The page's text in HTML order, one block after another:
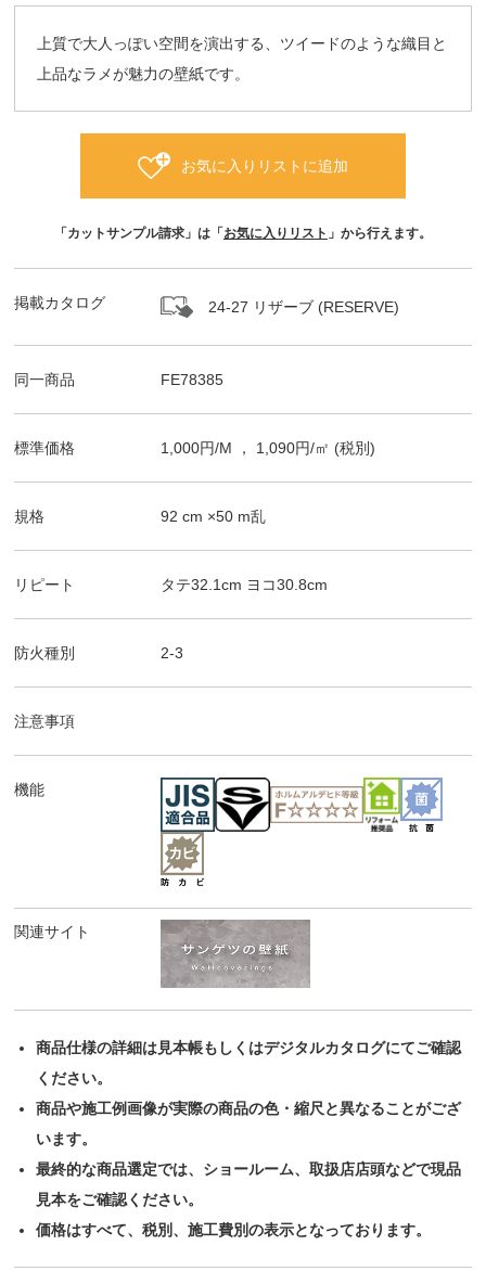
上質で大人っぽい空間を演出する、ツイードのような織目と
上品なラメが魅力の壁紙です。
お気に入りリストに追加
「カットサンプル請求」は「 お気に入りリスト 」から行えます。
掲載カタログ 24-27 リザーブ (RESERVE)
同一商品 FE78385
標準価格 1,000円/M ， 1,090円/㎡ (税別)
規格 92 cm ×50 m乱
リピート タテ32.1cm ヨコ30.8cm
防火種別 2-3
注意事項
機能
関連サイト
商品仕様の詳細は見本帳もしくはデジタルカタログにてご確認
ください。
商品や施工例画像が実際の商品の色・縮尺と異なることがござ
います。
最終的な商品選定では、ショールーム、取扱店店頭などで現品
見本をご確認ください。
価格はすべて、税別、施工費別の表示となっております。